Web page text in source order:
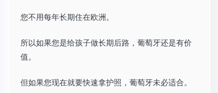
您不用每年长期住在欧洲。
所以如果您是给孩子做长期后路，葡萄牙还是有价
值。
但如果您现在就要快速拿护照，葡萄牙未必适合。